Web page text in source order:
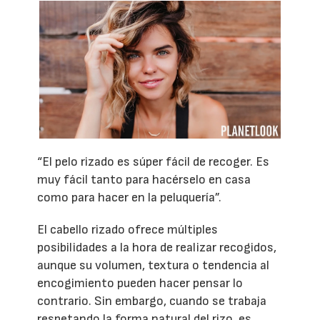
“El pelo rizado es súper fácil de recoger. Es
muy fácil tanto para hacérselo en casa
como para hacer en la peluquería”.
El cabello rizado ofrece múltiples
posibilidades a la hora de realizar recogidos,
aunque su volumen, textura o tendencia al
encogimiento pueden hacer pensar lo
contrario. Sin embargo, cuando se trabaja